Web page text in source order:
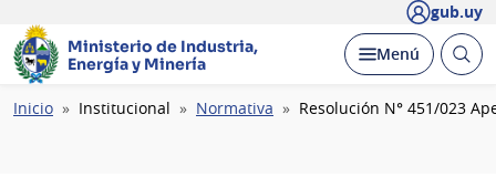
gub.uy
Ministerio de Industria,
Energía y Minería
Desplegar
Menú Abrir
Ruta
Inicio Institucional Normativa Resolución N° 451/023